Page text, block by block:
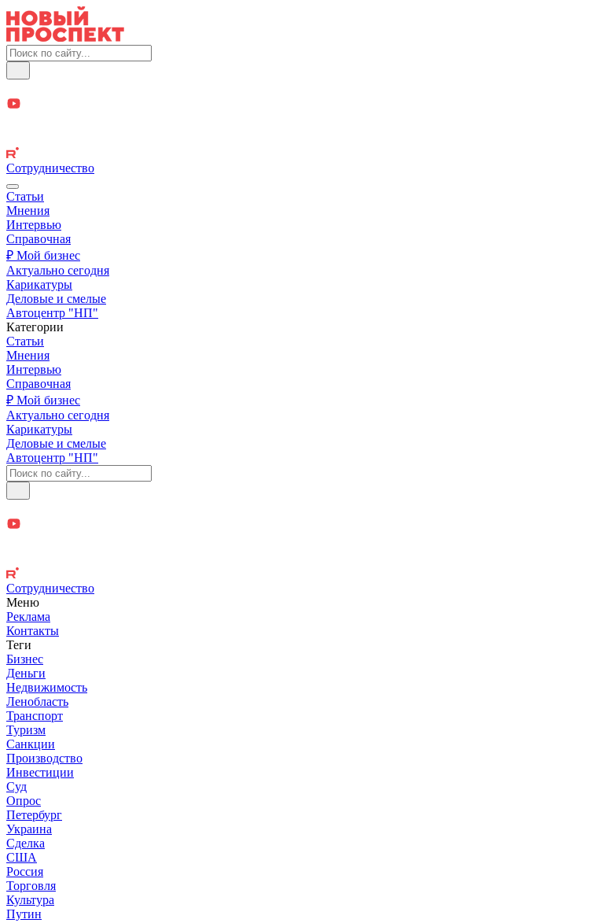
Сотрудничество
Статьи
Мнения
Интервью
Справочная
₽ Мой бизнес
Актуально сегодня
Карикатуры
Деловые и смелые
Автоцентр "НП"
Категории
Статьи
Мнения
Интервью
Справочная
₽ Мой бизнес
Актуально сегодня
Карикатуры
Деловые и смелые
Автоцентр "НП"
Сотрудничество
Меню
Реклама
Контакты
Теги
Бизнес
Деньги
Недвижимость
Ленобласть
Транспорт
Туризм
Санкции
Производство
Инвестиции
Суд
Опрос
Петербург
Украина
Сделка
США
Россия
Торговля
Культура
Путин